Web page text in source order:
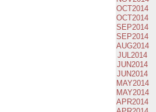
OCT2014
OCT2014
SEP2014
SEP2014
AUG2014
JUL2014
JUN2014
JUN2014
MAY2014
MAY2014
APR2014